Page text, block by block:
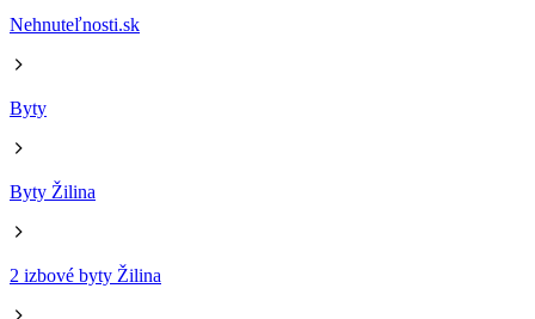
Nehnuteľnosti.sk
Byty
Byty Žilina
2 izbové byty Žilina